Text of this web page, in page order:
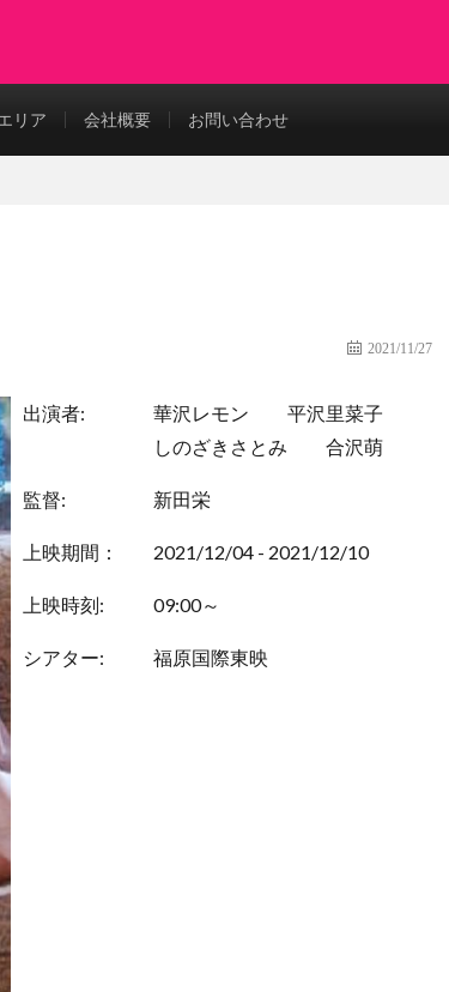
リア 会社概要 お問い合わせ
2021/11/27
出演者: 華沢レモン
平沢里菜子
しのざきさとみ
合沢萌
監督: 新田栄
上映期間： 2021/12/04 - 2021/12/10
上映時刻: 09:00～
シアター: 福原国際東映